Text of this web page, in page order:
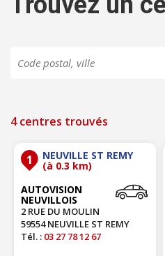
4 centres trouvés
1 NEUVILLE ST REMY
(à 0.3 km)
AUTOVISION
NEUVILLOIS
2 RUE DU MOULIN
59554 NEUVILLE ST REMY
Tél. : 03 27 78 12 67